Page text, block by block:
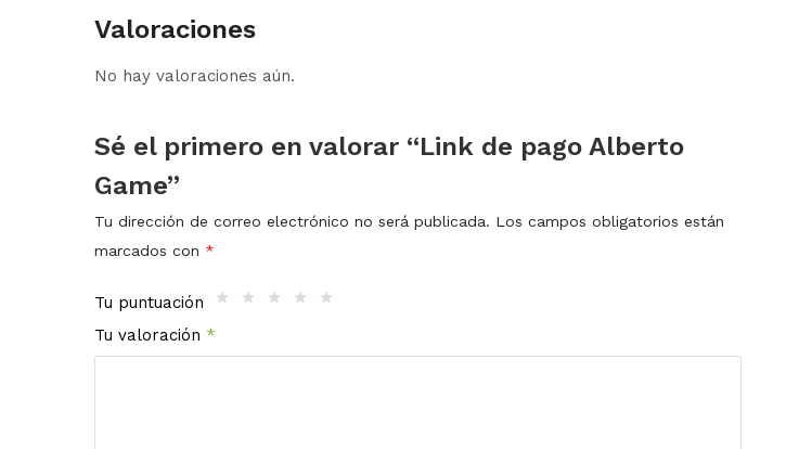
Valoraciones
No hay valoraciones aún.
Sé el primero en valorar “Link de pago Alberto
Game”
Tu dirección de correo electrónico no será publicada. Los campos obligatorios están
marcados con *
Tu puntuación
Tu valoración *